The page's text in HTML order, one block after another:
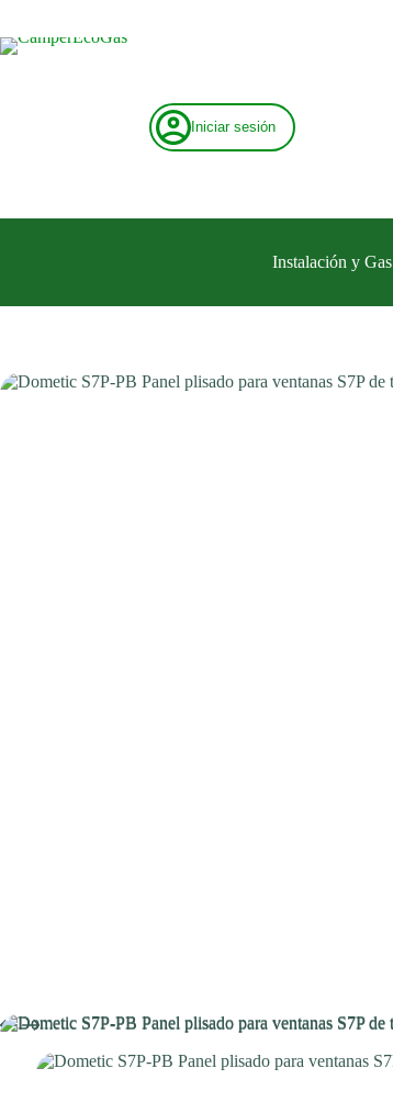
ventanas
S7P
Iniciar sesión
Instalación y Gas